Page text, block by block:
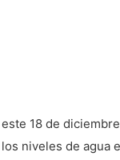
18 de
niveles de agua